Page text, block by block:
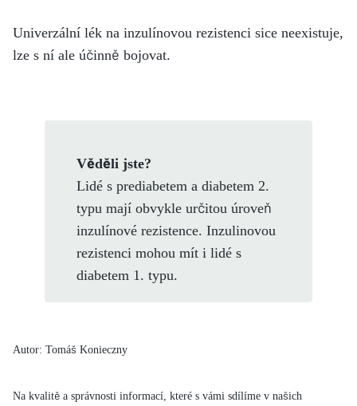
Univerzální lék na inzulínovou rezistenci sice neexistuje,
lze s ní ale účinně bojovat.
Věděli jste?
Lidé s prediabetem a diabetem 2.
typu mají obvykle určitou úroveň
inzulínové rezistence. Inzulinovou
rezistenci mohou mít i lidé s
diabetem 1. typu.
Autor: Tomáš Konieczny
Na kvalitě a správnosti informací, které s vámi sdílíme v našich